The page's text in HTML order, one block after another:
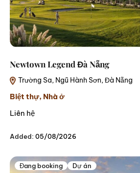
Newtown Legend Đà Nẵng
Trường Sa, Ngũ Hành Sơn, Đà Nẵng
Biệt thự, Nhà ở
Liên hệ
Added: 05/08/2026
Đang booking Dự án